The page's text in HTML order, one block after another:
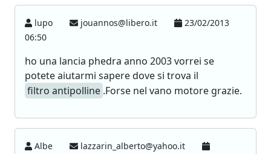
lupo jouannos@libero.it
23/02/2013
06:50
ho una lancia phedra anno 2003 vorrei se
potete aiutarmi sapere dove si trova il
filtro antipolline .Forse nel vano motore grazie.
Albe
lazzarin_alberto@yahoo.it